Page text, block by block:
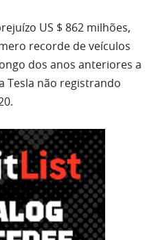
US $ 862 milhões,
recorde de veículos
dos anos anteriores a
Tesla não registrando